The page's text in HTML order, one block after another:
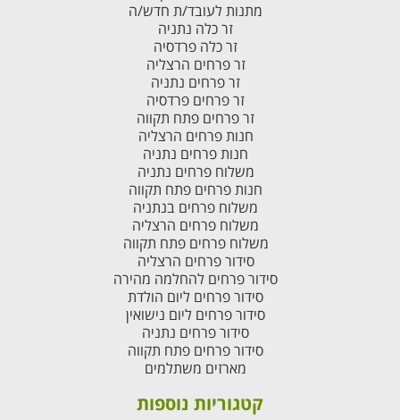
מתנות לעובד/ת חדש/ה
זר כלה נתניה
זר כלה פרדסיה
זר פרחים הרצליה
זר פרחים נתניה
זר פרחים פרדסיה
זר פרחים פתח תקווה
חנות פרחים הרצליה
חנות פרחים נתניה
משלוח פרחים נתניה
חנות פרחים פתח תקווה
משלוח פרחים בנתניה
משלוח פרחים הרצליה
משלוח פרחים פתח תקווה
סידור פרחים הרצליה
סידור פרחים להחלמה מהירה
סידור פרחים ליום הולדת
סידור פרחים ליום נישואין
סידור פרחים נתניה
סידור פרחים פתח תקווה
מארזים משתלמים
קטגוריות נוספות